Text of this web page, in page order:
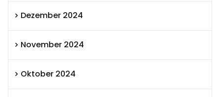
Dezember 2024
November 2024
Oktober 2024